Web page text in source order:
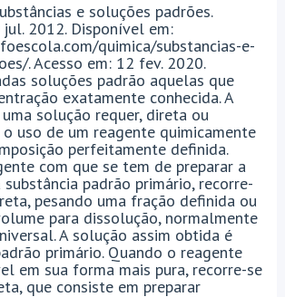
e soluções padrões.
2012. Disponível em:
quimica/substancias-e-
. Acesso em: 12 fev. 2020.
soluções padrão aquelas que
exatamente conhecida. A
solução requer, direta ou
uso de um reagente quimicamente
perfeitamente definida.
com que se tem de preparar a
padrão primário, recorre-
pesando uma fração definida ou
para dissolução, normalmente
A solução assim obtida é
primário. Quando o reagente
em sua forma mais pura, recorre-se
que consiste em preparar